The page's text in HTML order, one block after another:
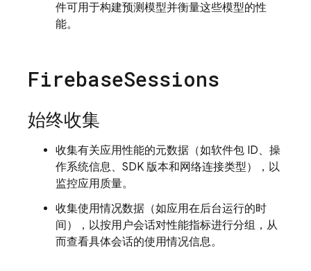
件可用于构建预测模型并衡量这些模型的性
能。
FirebaseSessions
始终收集
收集有关应用性能的元数据（如软件包 ID、操
作系统信息、SDK 版本和网络连接类型），以
监控应用质量。
收集使用情况数据（如应用在后台运行的时
间），以按用户会话对性能指标进行分组，从
而查看具体会话的使用情况信息。